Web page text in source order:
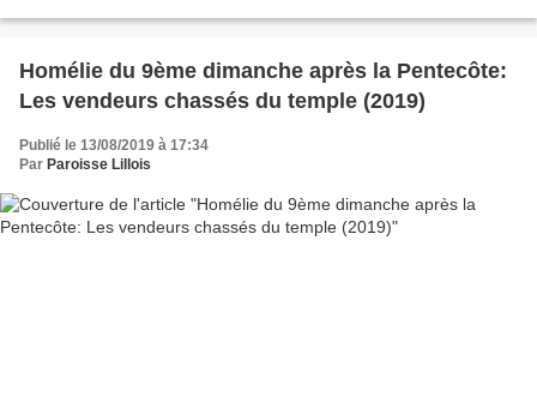
Homélie du 9ème dimanche après la Pentecôte:
Les vendeurs chassés du temple (2019)
Publié le 13/08/2019 à 17:34
Par Paroisse Lillois